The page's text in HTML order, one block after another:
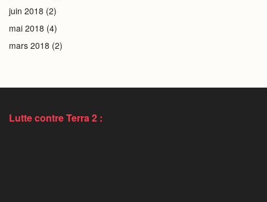
juin 2018 (2)
mai 2018 (4)
mars 2018 (2)
Lutte contre Terra 2 :